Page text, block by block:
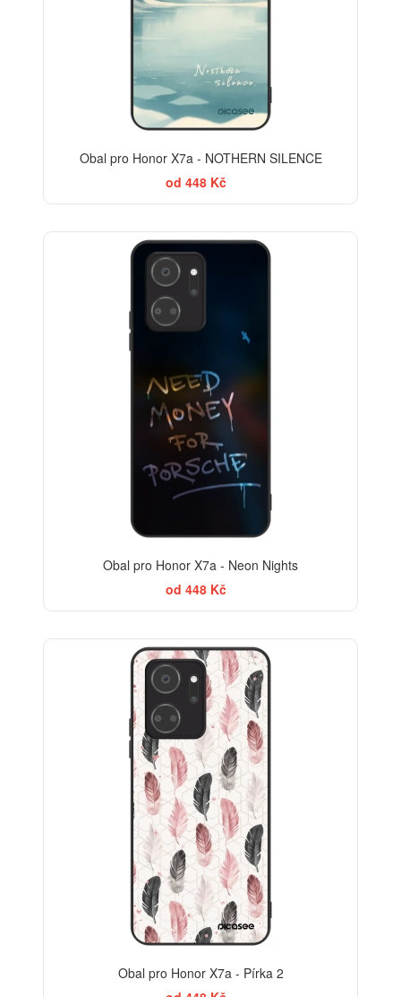
Obal pro Honor X7a - NOTHERN SILENCE
od 448 Kč
Obal pro Honor X7a - Neon Nights
od 448 Kč
Obal pro Honor X7a - Pírka 2